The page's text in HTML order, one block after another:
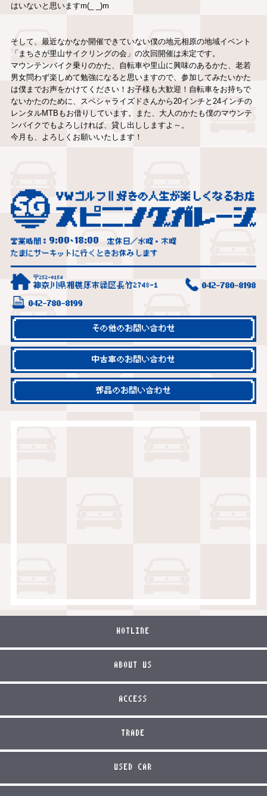
はいないと思いますm(_ _)m
そして、最近なかなか開催できていない僕の地元相原の地域イベント
「まちさが里山サイクリングの会」の次回開催は未定です。
マウンテンバイク乗りのかた、自転車や里山に興味のあるかた、老若
男女問わず楽しめて勉強になると思いますので、参加してみたいかた
は僕までお声をかけてください！お子様も大歓迎！自転車をお持ちで
ないかたのために、スペシャライズドさんから20インチと24インチの
レンタルMTBもお借りしています。また、大人のかたも僕のマウンテ
ンバイクでもよろしければ、貸し出ししますよ～。
今月も、よろしくお願いいたします！
営業時間： 9:00~18:00
定休日／水曜・木曜
たまにサーキットに行くときお休みします
〒252-0154
神奈川県相模原市緑区長竹2748-1 042-780-8198
042-780-8199
その他のお問い合わせ
中古車のお問い合わせ
部品のお問い合わせ
HOTLINE
ABOUT US
ACCESS
TRADE
USED CAR